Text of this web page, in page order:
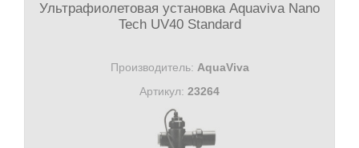
Ультрафиолетовая установка Aquaviva Nano
Tech UV40 Standard
Производитель: AquaViva
Артикул: 23264